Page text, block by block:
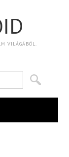
VILÁGÁBÓL.